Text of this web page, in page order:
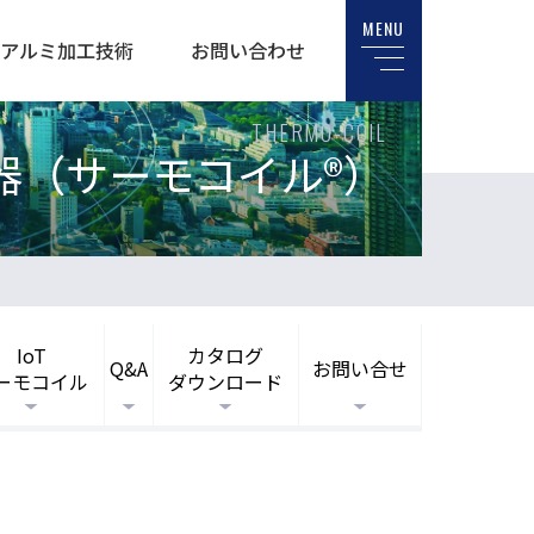
アルミ加工技術 お問い合わせ
MENU
THERMO-COIL
サーモコイル®）
IoT
モコイル
Q&A
カタログ
ダウンロード
お問い合せ